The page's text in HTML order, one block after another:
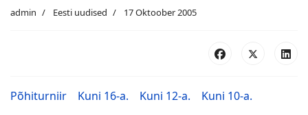
admin Eesti uudised 17 Oktoober 2005
Põhiturniir Kuni 16-a. Kuni 12-a.
Kuni 10-a.